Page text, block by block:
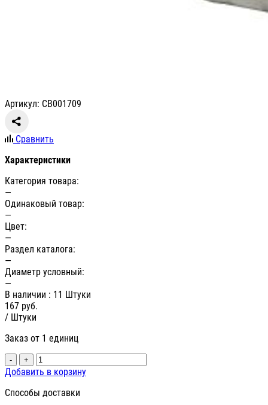
Артикул: СВ001709
Сравнить
Характеристики
Категория товара:
—
Одинаковый товар:
—
Цвет:
—
Раздел каталога:
—
Диаметр условный:
—
В наличии : 11 Штуки
167 руб.
/ Штуки
Заказ от 1 единиц
- +
Добавить в корзину
Способы доставки